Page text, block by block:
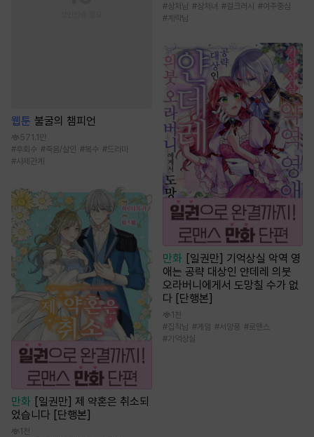
웹툰 불굴의 챔피언
571.1만
#후회수 #죽음/살인 #복수 #드라마
#사제관계
만화 [일권만] 제 약혼은 취소되
었습니다 [단행본]
1천
#상처남 #상처녀 #걸크러시 #여주중심
#계략남
만화 [일권만] 기억상실 악역 영
애는 공략 대상인 얀데레 의붓
오라버니에게서 도망칠 수가 없
다 [단행본]
1천
#집착남 #게임 #서양풍 #로맨스
#기억상실